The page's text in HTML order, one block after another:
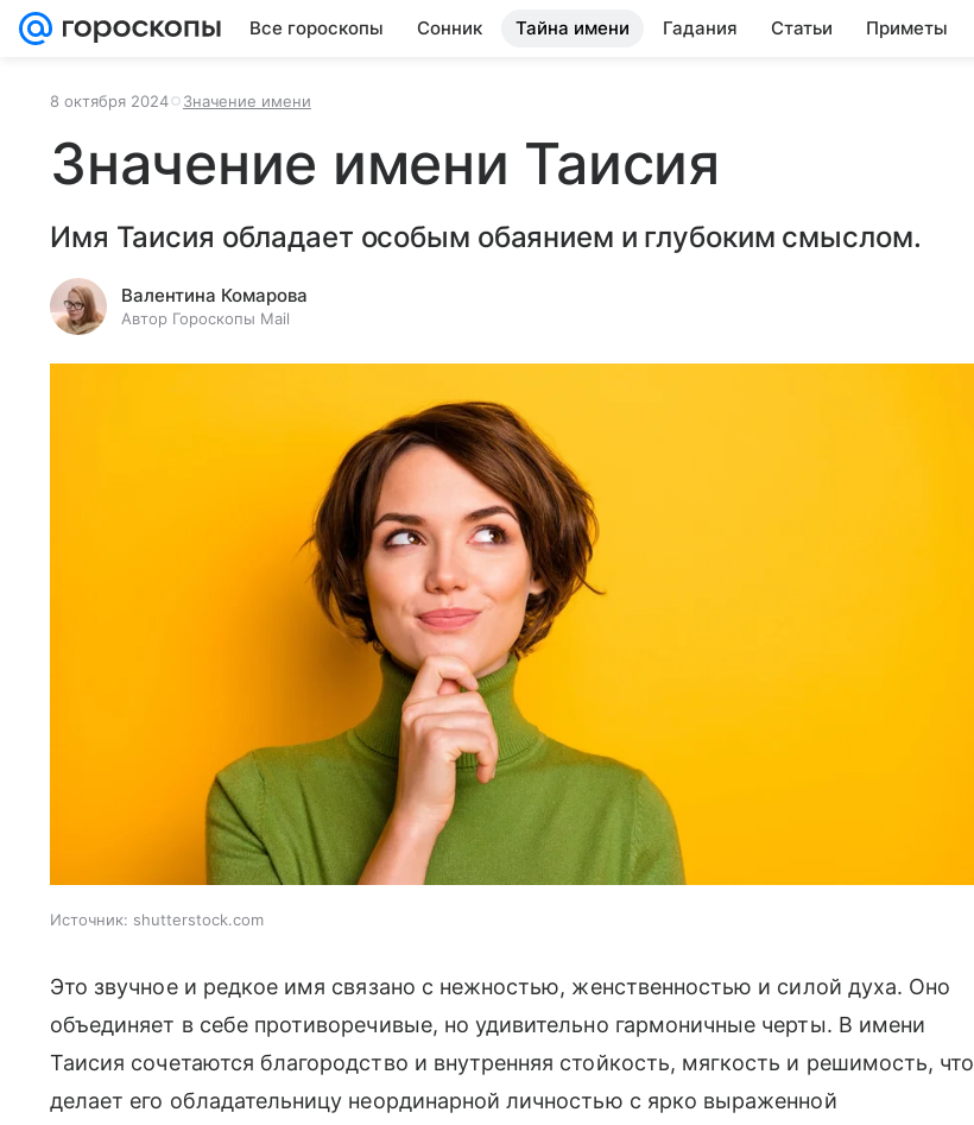
Все гороскопы Сонник Тайна имени Гадания Статьи Приметы
8 октября 2024 Значение имени
Значение имени Таисия
Имя Таисия обладает особым обаянием и глубоким смыслом.
Валентина Комарова
Автор Гороскопы Mail
Источник: shutterstock.com
Это звучное и редкое имя связано с нежностью, женственностью и силой духа. Оно
объединяет в себе противоречивые, но удивительно гармоничные черты. В имени
Таисия сочетаются благородство и внутренняя стойкость, мягкость и решимость, что
делает его обладательницу неординарной личностью с ярко выраженной